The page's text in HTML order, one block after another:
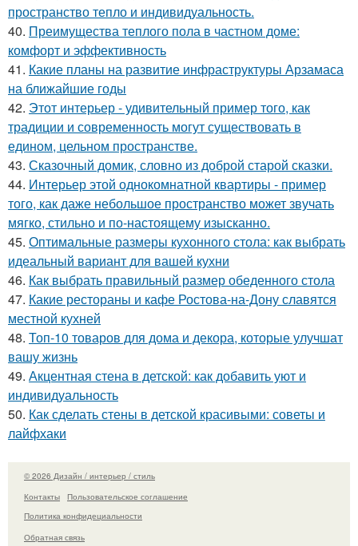
пространство тепло и индивидуальность.
40. Преимущества теплого пола в частном доме:
комфорт и эффективность
41. Какие планы на развитие инфраструктуры Арзамаса
на ближайшие годы
42. Этот интерьер - удивительный пример того, как
традиции и современность могут существовать в
едином, цельном пространстве.
43. Сказочный домик, словно из доброй старой сказки.
44. Интерьер этой однокомнатной квартиры - пример
того, как даже небольшое пространство может звучать
мягко, стильно и по-настоящему изысканно.
45. Оптимальные размеры кухонного стола: как выбрать
идеальный вариант для вашей кухни
46. Как выбрать правильный размер обеденного стола
47. Какие рестораны и кафе Ростова-на-Дону славятся
местной кухней
48. Топ-10 товаров для дома и декора, которые улучшат
вашу жизнь
49. Акцентная стена в детской: как добавить уют и
индивидуальность
50. Как сделать стены в детской красивыми: советы и
лайфхаки
© 2026 Дизайн / интерьер / стиль
Контакты
Пользовательское соглашение
Политика конфидециальности
Обратная связь